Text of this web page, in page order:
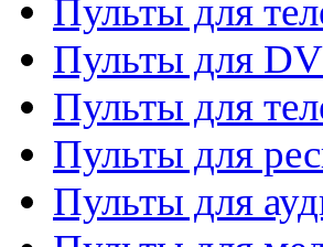
Пульты для
Пульты для
Пульты для
Пульты для
Пульты для